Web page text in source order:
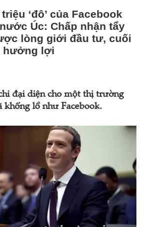
‘đô’ của Facebook
nước Úc: Chấp nhận tẩy
lòng giới đầu tư, cuối
hưởng lợi
đại diện cho một thị trường
lồ như Facebook.